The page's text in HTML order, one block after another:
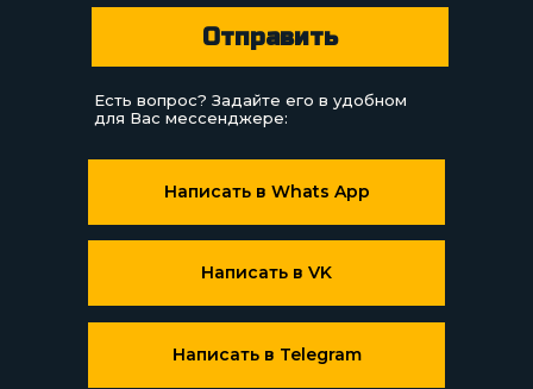
Отправить
Есть вопрос? Задайте его в удобном
для Вас мессенджере:
Написать в Whats App
Написать в Telegram
Написать в VK